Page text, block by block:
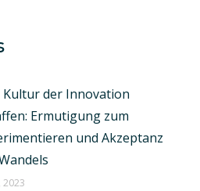
Kultur der Innovation
Ermutigung zum
und Akzeptanz
2023